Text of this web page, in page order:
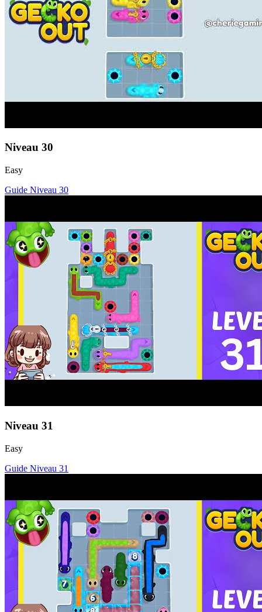
Niveau 30
Easy
Guide Niveau 30
Niveau 31
Easy
Guide Niveau 31